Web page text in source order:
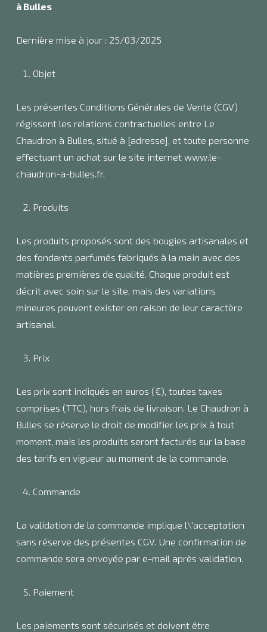
à Bulles
Dernière mise à jour : 25/03/2025
Objet
Les présentes Conditions Générales de Vente (CGV)
régissent les relations contractuelles entre Le
Chaudron à Bulles, situé à [adresse], et toute personne
effectuant un achat sur le site internet www.le-
chaudron-a-bulles.fr.
Produits
Les produits proposés sont des bougies artisanales et
des fondants parfumés fabriqués à la main avec des
matières premières de qualité. Chaque produit est
décrit avec soin sur le site, mais des variations
mineures peuvent exister en raison de leur caractère
artisanal.
Prix
Les prix sont indiqués en euros (€), toutes taxes
comprises (TTC), hors frais de livraison. Le Chaudron à
Bulles se réserve le droit de modifier les prix à tout
moment, mais les produits seront facturés sur la base
des tarifs en vigueur au moment de la commande.
Commande
La validation de la commande implique l\'acceptation
sans réserve des présentes CGV. Une confirmation de
commande sera envoyée par e-mail après validation.
Paiement
Les paiements sont sécurisés et doivent être